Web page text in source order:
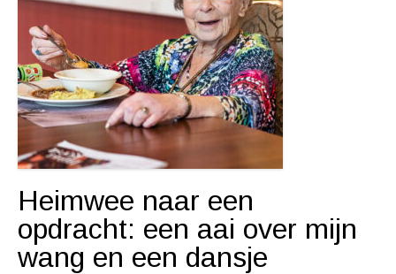
Heimwee naar een
opdracht: een aai over mijn
wang en een dansje